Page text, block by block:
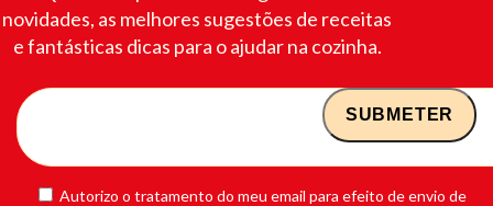
novidades, as melhores sugestões de receitas
e fantásticas dicas para o ajudar na cozinha.
Autorizo o tratamento do meu email para efeito de envio de